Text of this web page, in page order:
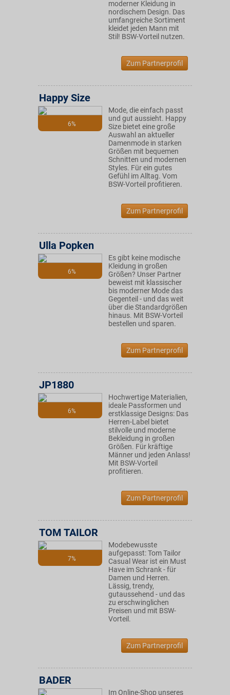
moderner Kleidung in
nordischem Design. Das
umfangreiche Sortiment
kleidet jeden Mann mit
Stil! BSW-Vorteil nutzen.
Zum Partnerprofil
6%
Happy Size
Mode, die einfach passt
und gut aussieht. Happy
Size bietet eine große
Auswahl an aktueller
Damenmode in starken
Größen mit bequemen
Schnitten und modernen
Styles. Für ein gutes
Gefühl im Alltag. Vom
BSW-Vorteil profitieren.
Zum Partnerprofil
6%
Ulla Popken
Es gibt keine modische
Kleidung in großen
Größen? Unser Partner
beweist mit klassischer
bis moderner Mode das
Gegenteil - und das weit
über die Standardgrößen
hinaus. Mit BSW-Vorteil
bestellen und sparen.
Zum Partnerprofil
6%
JP1880
Hochwertige Materialien,
ideale Passformen und
erstklassige Designs: Das
Herren-Label bietet
stilvolle und moderne
Bekleidung in großen
Größen. Für kräftige
Männer und jeden Anlass!
Mit BSW-Vorteil
profitieren.
Zum Partnerprofil
7%
TOM TAILOR
Modebewusste
aufgepasst: Tom Tailor
Casual Wear ist ein Must
Have im Schrank - für
Damen und Herren.
Lässig, trendy,
gutaussehend - und das
zu erschwinglichen
Preisen und mit BSW-
Vorteil.
Zum Partnerprofil
BADER
Im Online-Shop unseres